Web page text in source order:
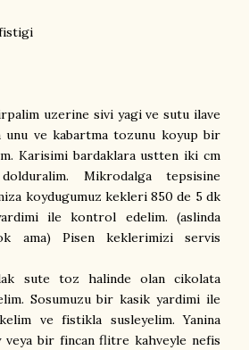
uzerine sivi yagi ve sutu ilave
unu ve kabartma tozunu koyup bir
Karisimi bardaklara ustten iki cm
Mikrodalga tepsisine
koydugumuz kekleri 850 de 5 dk
ile kontrol edelim. (aslinda
ama) Pisen keklerimizi servis
sute toz halinde olan cikolata
Sosumuzu bir kasik yardimi ile
ve fistikla susleyelim. Yanina
veya bir fincan flitre kahveyle nefis